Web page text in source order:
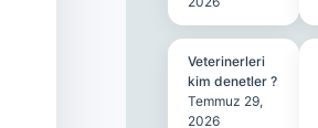
Veterinerleri
kim denetler ?
Temmuz 29,
2026